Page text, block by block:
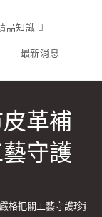
品知識
最新消息
革補
守護
格把關工藝守護珍貴